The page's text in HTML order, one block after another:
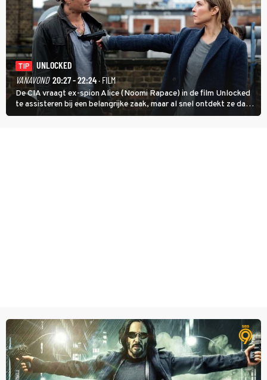
TIP
UNLOCKED
VANAVOND 20:27 - 22:24· FILM
De CIA vraagt ex-spion Alice (Noomi Rapace) in de film Unlocked
te assisteren bij een belangrijke zaak, maar al snel ontdekt ze dat
degene die haar aanstelde kwade bedoelingen heeft.